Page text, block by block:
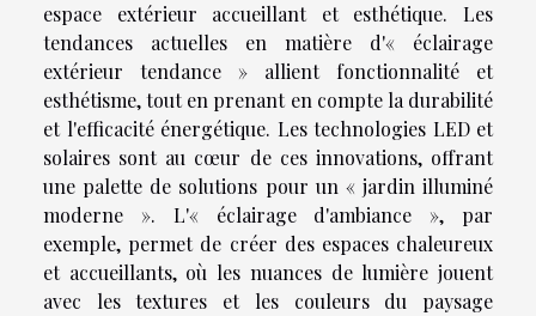
espace extérieur accueillant et esthétique. Les
tendances actuelles en matière d'« éclairage
extérieur tendance » allient fonctionnalité et
esthétisme, tout en prenant en compte la durabilité
et l'efficacité énergétique. Les technologies LED et
solaires sont au cœur de ces innovations, offrant
une palette de solutions pour un « jardin illuminé
moderne ». L'« éclairage d'ambiance », par
exemple, permet de créer des espaces chaleureux
et accueillants, où les nuances de lumière jouent
avec les textures et les couleurs du paysage